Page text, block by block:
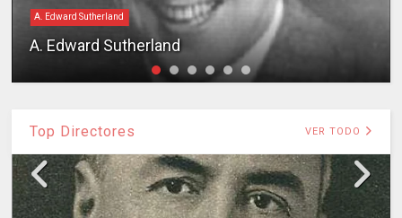
A. Edward Sutherland
A. Edward Sutherland
Top Directores VER TODO